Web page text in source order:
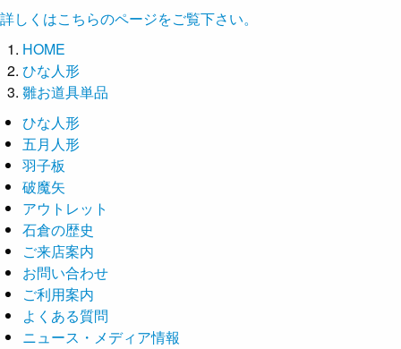
詳しくはこちらのページをご覧下さい。
HOME
ひな人形
雛お道具単品
ひな人形
五月人形
羽子板
破魔矢
アウトレット
石倉の歴史
ご来店案内
お問い合わせ
ご利用案内
よくある質問
ニュース・メディア情報